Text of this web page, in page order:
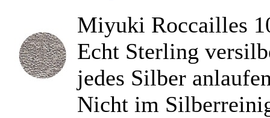
Miyuki Roccailles
Echt Sterling
jedes Silber
Nicht im